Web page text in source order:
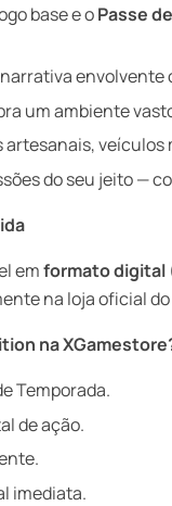
base e oPasse
envolvente
um ambiente
artesanais,
do seu jeito —
emformato digital
na loja oficial
na
Temporada.
de ação.
imediata.